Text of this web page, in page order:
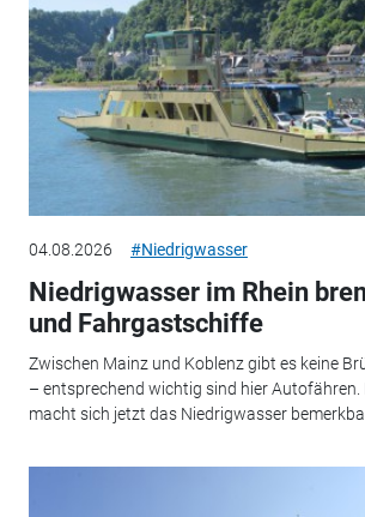
04.08.2026 #Niedrigwasser
Niedrigwasser im Rhein
und Fahrgastschiffe
Zwischen Mainz und Koblenz gibt es keine
– entsprechend wichtig sind hier Autofähren.
macht sich jetzt das Niedrigwasser